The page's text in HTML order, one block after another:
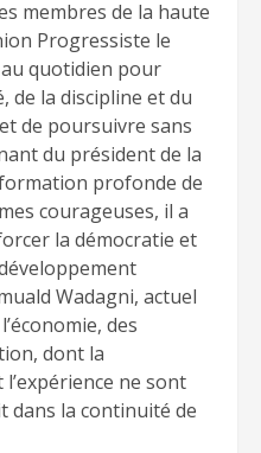
membres de la haute
Progressiste le
quotidien pour
de la discipline et du
de poursuivre sans
du président de la
profonde de
courageuses, il a
la démocratie et
Wadagni, actuel
des
dont la
ne sont
dans la continuité de